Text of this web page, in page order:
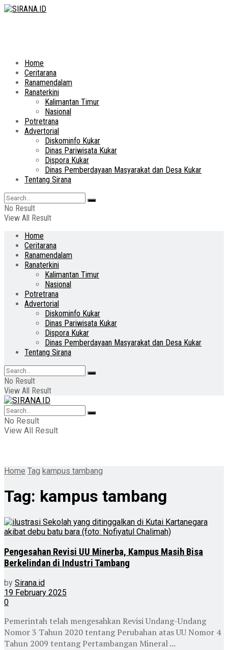
Home
Ceritarana
Ranamendalam
Ranaterkini
Kalimantan Timur
Nasional
Potretrana
Advertorial
Diskominfo Kukar
Dinas Pariwisata Kukar
Dispora Kukar
Dinas Pemberdayaan Masyarakat dan Desa Kukar
Tentang Sirana
No Result
View All Result
Home
Ceritarana
Ranamendalam
Ranaterkini
Kalimantan Timur
Nasional
Potretrana
Advertorial
Diskominfo Kukar
Dinas Pariwisata Kukar
Dispora Kukar
Dinas Pemberdayaan Masyarakat dan Desa Kukar
Tentang Sirana
No Result
View All Result
No Result
View All Result
Home Tag kampus tambang
Tag: kampus tambang
Pengesahan Revisi UU Minerba, Kampus Masih Bisa
Berkelindan di Industri Tambang
by Sirana.id
19 February 2025
0
Pemerintah telah mengesahkan Revisi Undang-Undang
Nomor 3 Tahun 2020 tentang Perubahan atas UU Nomor 4
Tahun 2009 tentang Pertambangan Mineral ...